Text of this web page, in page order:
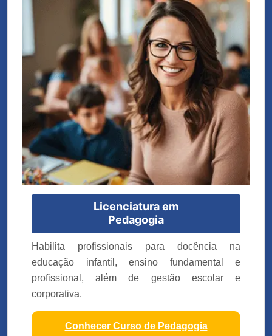
Licenciatura em
Pedagogia
Habilita profissionais para docência na
educação infantil, ensino fundamental e
profissional, além de gestão escolar e
corporativa.
Conhecer Curso de Pedagogia